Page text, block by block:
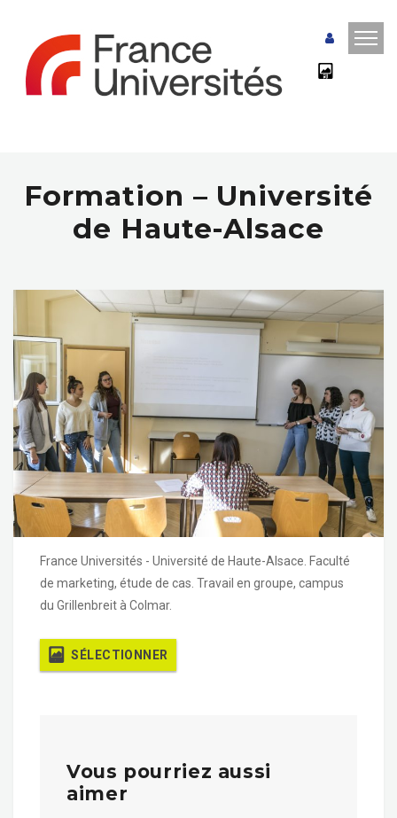
Formation – Université
de Haute-Alsace
France Universités - Université de Haute-Alsace. Faculté
de marketing, étude de cas. Travail en groupe, campus
du Grillenbreit à Colmar.
SÉLECTIONNER
Vous pourriez aussi
aimer